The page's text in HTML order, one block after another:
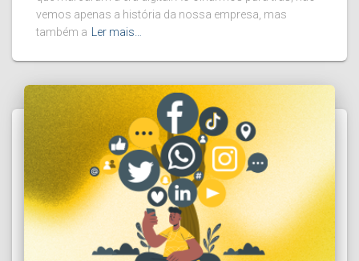
vemos apenas a história da nossa empresa, mas
também a Ler mais…